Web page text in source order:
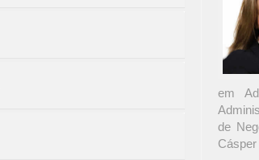
em
de